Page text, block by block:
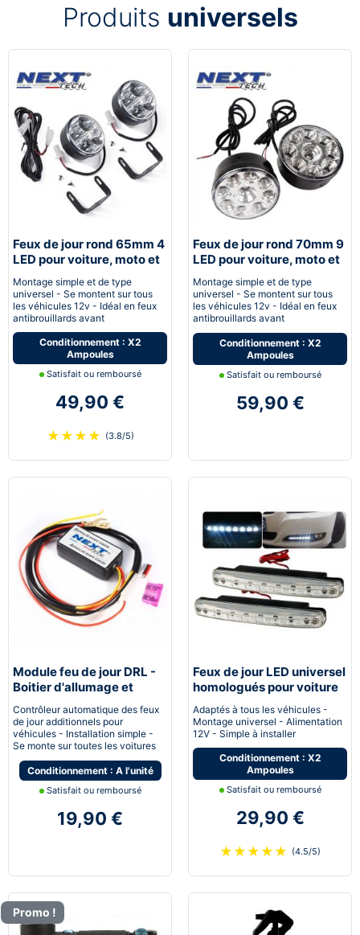
Produits universels
Feux de jour rond 65mm 4
LED pour voiture, moto et
Montage simple et de type
universel - Se montent sur tous
les véhicules 12v - Idéal en feux
antibrouillards avant
Conditionnement : X2
Ampoules
Satisfait ou remboursé
49,90 €
★ ★ ★ ★ (3.8/5)
Feux de jour rond 70mm 9
LED pour voiture, moto et
Montage simple et de type
universel - Se montent sur tous
les véhicules 12v - Idéal en feux
antibrouillards avant
Conditionnement : X2
Ampoules
Satisfait ou remboursé
59,90 €
Module feu de jour DRL -
Boitier d'allumage et
extinction automatique
pour feux de jour Led
Contrôleur automatique des feux
de jour additionnels pour
véhicules - Installation simple -
Se monte sur toutes les voitures
Conditionnement : A l'unité
Satisfait ou remboursé
19,90 €
Feux de jour LED universel
homologués pour voiture
moto quad
Adaptés à tous les véhicules -
Montage universel - Alimentation
12V - Simple à installer
Conditionnement : X2
Ampoules
Satisfait ou remboursé
29,90 €
★ ★ ★ ★ ★ (4.5/5)
Promo !